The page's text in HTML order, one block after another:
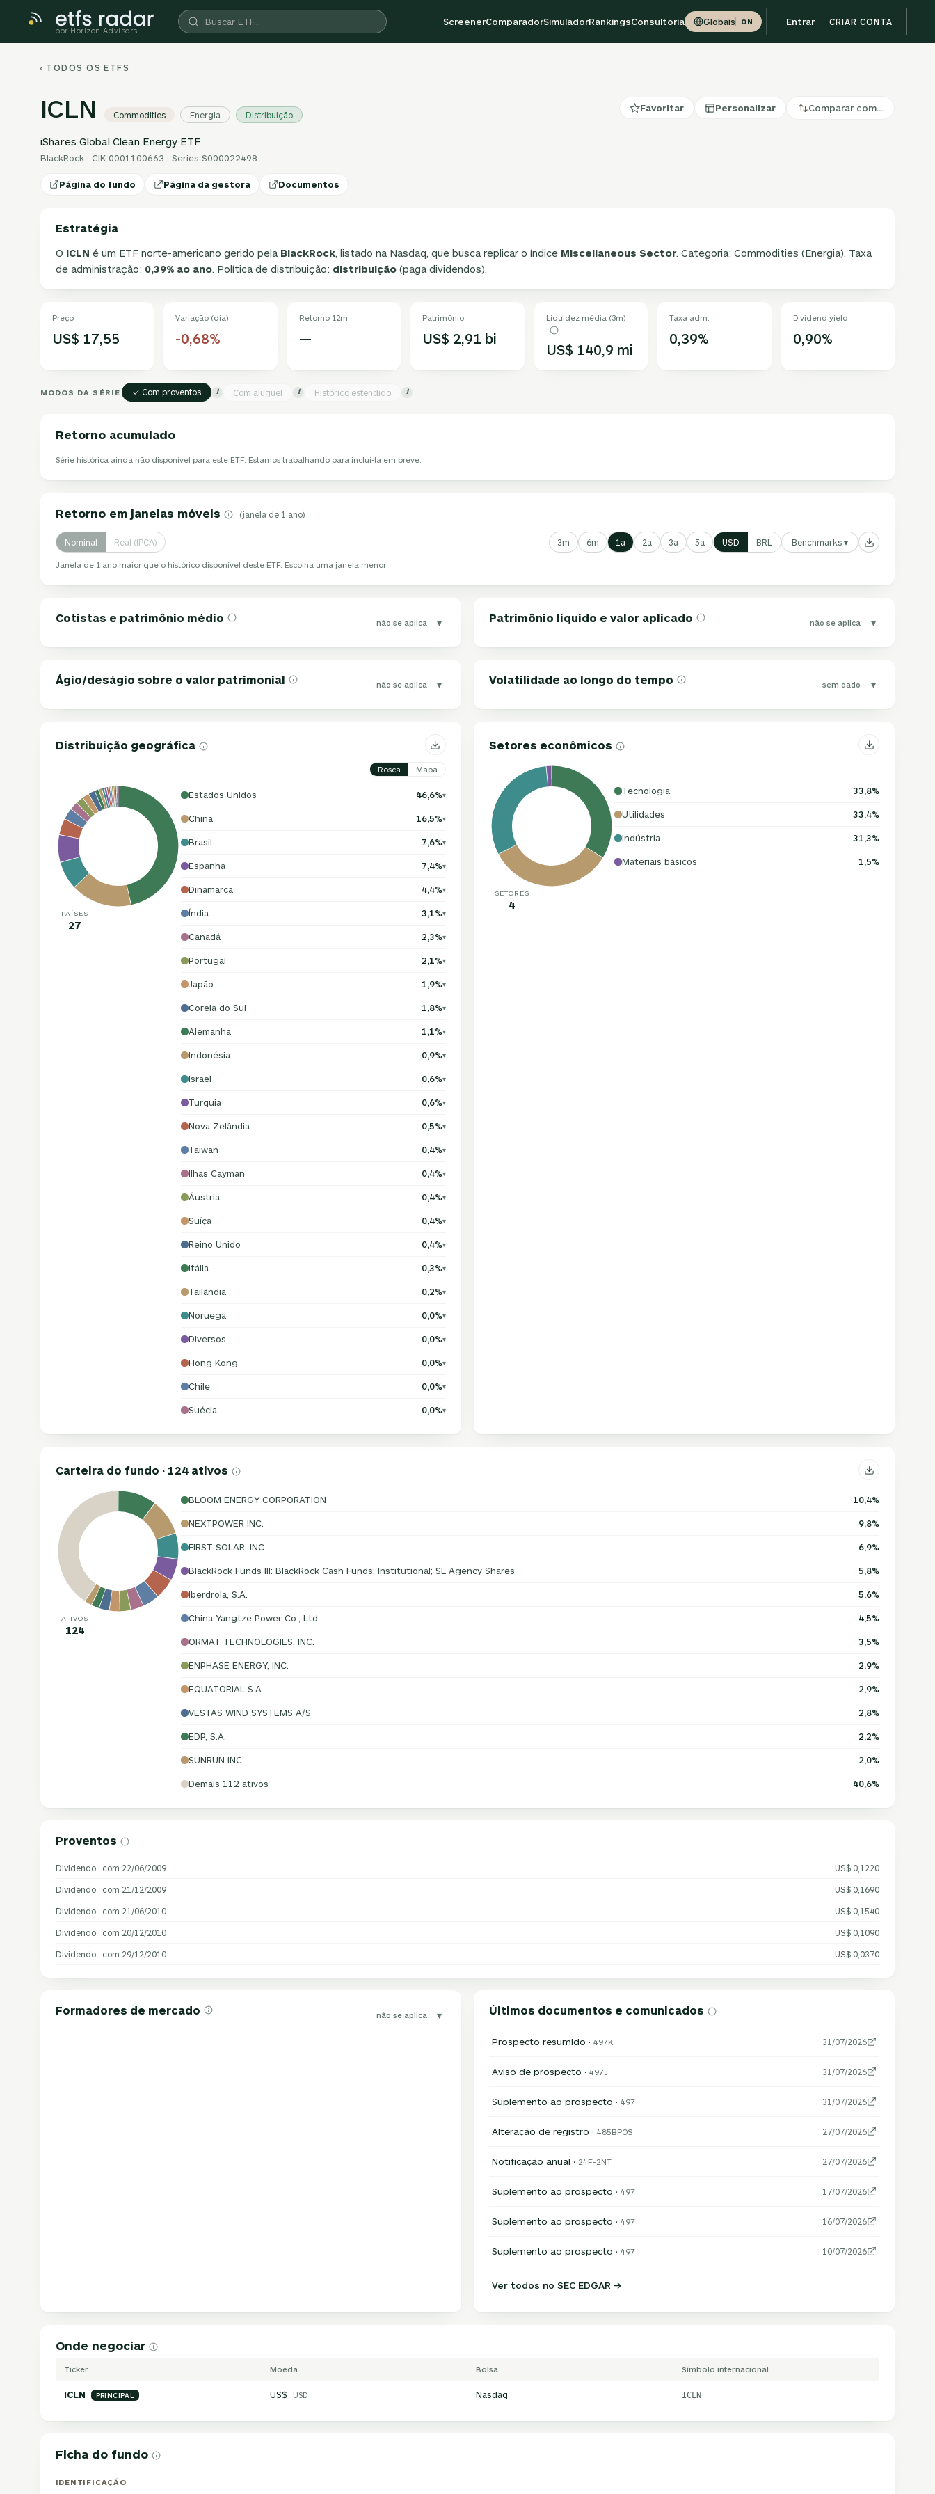
por Horizon Advisors
ScreenerComparadorSimuladorRankingsConsultoria Globais ON Entrar CRIAR CONTA
‹ TODOS OS ETFS
ICLN Commodities Energia Distribuição
Favoritar Personalizar Comparar com…
iShares Global Clean Energy ETF
BlackRock · CIK 0001100663 · Series S000022498
Página do fundo Página da gestora Documentos
Estratégia
O ICLN é um ETF norte-americano gerido pela BlackRock, listado na Nasdaq, que busca replicar o índice Miscellaneous Sector. Categoria: Commodities (Energia). Taxa
de administração: 0,39% ao ano. Política de distribuição: distribuição(paga dividendos).
Preço
US$ 17,55
Variação (dia)
-0,68%
Retorno 12m
—
Patrimônio
US$ 2,91 bi
Liquidez média (3m)
US$ 140,9 mi
Taxa adm.
0,39%
Dividend yield
0,90%
MODOS DA SÉRIE ✓ Com proventos i Com aluguel i Histórico estendido i
Retorno acumulado
Série histórica ainda não disponível para este ETF. Estamos trabalhando para incluí-la em breve.
Retorno em janelas móveis (janela de 1 ano)
Nominal Real (IPCA) 3m 6m 1a 2a 3a 5a USD BRL Benchmarks ▾
Janela de 1 ano maior que o histórico disponível deste ETF. Escolha uma janela menor.
Cotistas e patrimônio médio não se aplica ▾ Patrimônio líquido e valor aplicado não se aplica ▾
Ágio/deságio sobre o valor patrimonial não se aplica ▾ Volatilidade ao longo do tempo sem dado ▾
Distribuição geográfica
Rosca Mapa
PAÍSES
27
Estados Unidos 46,6%▾
China 16,5%▾
Brasil 7,6%▾
Espanha 7,4%▾
Dinamarca 4,4%▾
Índia 3,1%▾
Canadá 2,3%▾
Portugal 2,1%▾
Japão 1,9%▾
Coreia do Sul 1,8%▾
Alemanha 1,1%▾
Indonésia 0,9%▾
Israel 0,6%▾
Turquia 0,6%▾
Nova Zelândia 0,5%▾
Taiwan 0,4%▾
Ilhas Cayman 0,4%▾
Áustria 0,4%▾
Suíça 0,4%▾
Reino Unido 0,4%▾
Itália 0,3%▾
Tailândia 0,2%▾
Noruega 0,0%▾
Diversos 0,0%▾
Hong Kong 0,0%▾
Chile 0,0%▾
Suécia 0,0%▾
Setores econômicos
SETORES
4
Tecnologia 33,8%
Utilidades 33,4%
Indústria 31,3%
Materiais básicos 1,5%
Carteira do fundo · 124 ativos
ATIVOS
124
BLOOM ENERGY CORPORATION 10,4%
NEXTPOWER INC. 9,8%
FIRST SOLAR, INC. 6,9%
BlackRock Funds III: BlackRock Cash Funds: Institutional; SL Agency Shares 5,8%
Iberdrola, S.A. 5,6%
China Yangtze Power Co., Ltd. 4,5%
ORMAT TECHNOLOGIES, INC. 3,5%
ENPHASE ENERGY, INC. 2,9%
EQUATORIAL S.A. 2,9%
VESTAS WIND SYSTEMS A/S 2,8%
EDP, S.A. 2,2%
SUNRUN INC. 2,0%
Demais 112 ativos 40,6%
Proventos
Dividendo · com 22/06/2009 US$ 0,1220
Dividendo · com 21/12/2009 US$ 0,1690
Dividendo · com 21/06/2010 US$ 0,1540
Dividendo · com 20/12/2010 US$ 0,1090
Dividendo · com 29/12/2010 US$ 0,0370
Formadores de mercado não se aplica ▾ Últimos documentos e comunicados
Prospecto resumido · 497K 31/07/2026
Aviso de prospecto · 497J 31/07/2026
Suplemento ao prospecto · 497 31/07/2026
Alteração de registro · 485BPOS 27/07/2026
Notificação anual · 24F-2NT 27/07/2026
Suplemento ao prospecto · 497 17/07/2026
Suplemento ao prospecto · 497 16/07/2026
Suplemento ao prospecto · 497 10/07/2026
Ver todos no SEC EDGAR →
Onde negociar
Ticker Moeda Bolsa Símbolo internacional
ICLN PRINCIPAL US$ USD Nasdaq ICLN
Ficha do fundo
IDENTIFICAÇÃO